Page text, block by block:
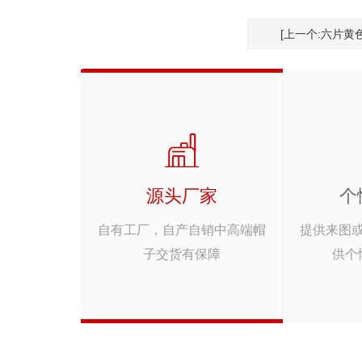
[上一个:六片黄
源头厂家
自有工厂，自产自销中高端帽
子交货有保障
个
提供来图
供个